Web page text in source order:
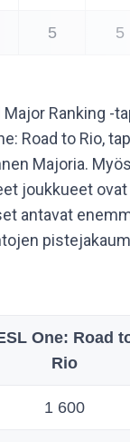
5 5
Ranking -
Road to Rio,
Majoria.
joukkueet
antavat
One: Road
Rio
1 600